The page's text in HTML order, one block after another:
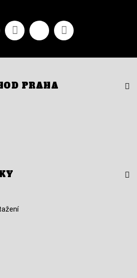
YouTubeVimeo Instagram
PRAHA